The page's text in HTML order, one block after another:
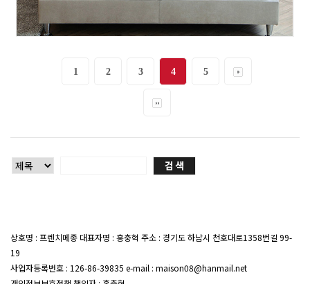
1 2 3 4 5
상호명 : 프렌치메종 대표자명 : 홍충혁 주소 : 경기도 하남시 천호대로1358번길 99-
19
사업자등록번호 : 126-86-39835 e-mail : maison08@hanmail.net